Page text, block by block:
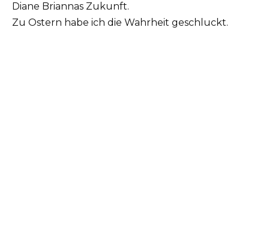
Diane Briannas Zukunft.
Zu Ostern habe ich die Wahrheit geschluckt.